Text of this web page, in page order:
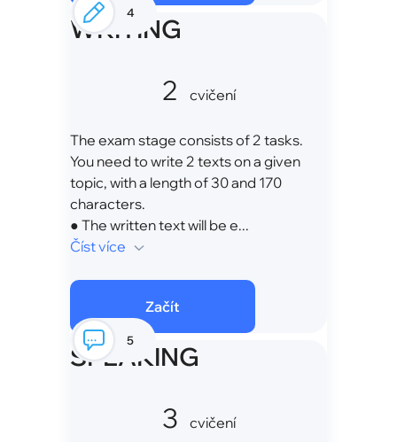
4
WRITING
2 cvičení
The exam stage consists of 2 tasks.
You need to write 2 texts on a given
topic, with a length of 30 and 170
characters.
● The written text will be e...
Číst více
Začít
5
SPEAKING
3 cvičení